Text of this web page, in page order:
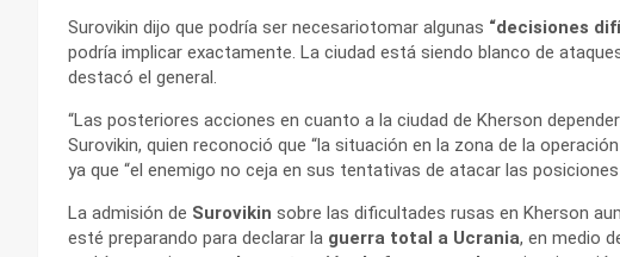
Surovikin dijo que podría ser necesariotomar algunas “decisiones
podría implicar exactamente. La ciudad está siendo blanco de
destacó el general.
“Las posteriores acciones en cuanto a la ciudad de Kherson
Surovikin, quien reconoció que “la situación en la zona de la
ya que “el enemigo no ceja en sus tentativas de atacar las
La admisión de Surovikin sobre las dificultades rusas en Kherson
esté preparando para declarar la guerra total a Ucrania, en medio